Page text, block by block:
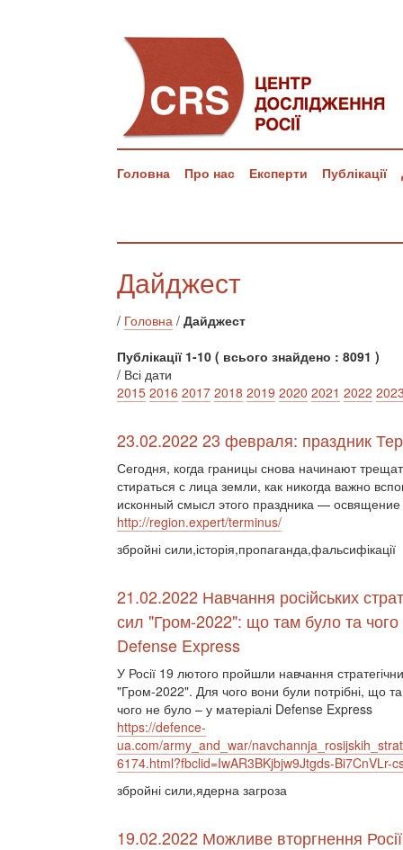
Головна Про нас Експерти Публікації
Дайджест
/ Головна / Дайджест
Публікації 1-10 ( всього знайдено : 8091 )
/ Всі дати
2015 2016 2017 2018 2019 2020 2021 2022
23.02.2022 23 февраля: праздник
Сегодня, когда границы снова начинают
стираться с лица земли, как никогда важно
исконный смысл этого праздника — освящение
http://region.expert/terminus/
збройні сили,історія,пропаганда,фальсифікації
21.02.2022 Навчання російських
сил "Гром-2022": що там було та
Defense Express
У Росії 19 лютого пройшли навчання
"Гром-2022". Для чого вони були потрібні, що
чого не було – у матеріалі Defense Express
https://defence-
ua.com/army_and_war/
6174.html?fbclid=IwAR3BKjbjw9Jtgds-Bi7CnVLr-
збройні сили,ядерна загроза
19.02.2022 Можливе вторгнення